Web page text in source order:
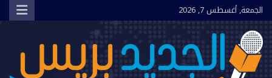
Skip
to
content
الجمعة, أغسطس 7, 2026